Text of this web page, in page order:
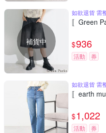
補貨中
如欲退貨 需
〚Green
$936
活動 券
如欲退貨 需
〚earth
$1,022
活動 券